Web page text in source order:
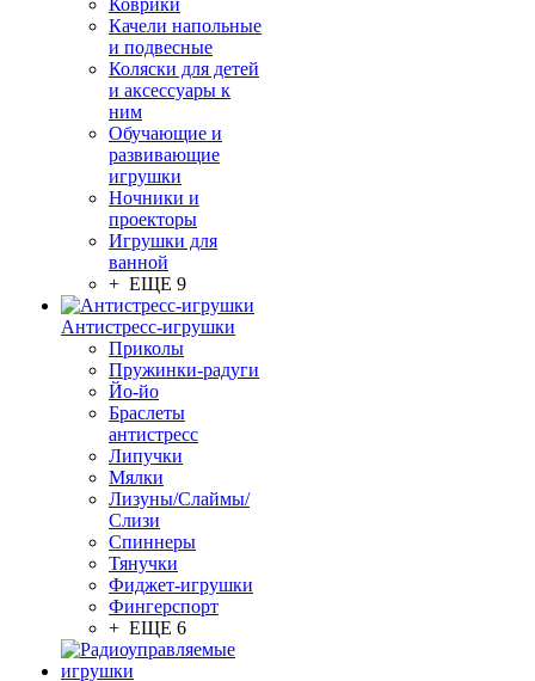
Коврики
Качели напольные
и подвесные
Коляски для детей
и аксессуары к
ним
Обучающие и
развивающие
игрушки
Ночники и
проекторы
Игрушки для
ванной
+ ЕЩЕ 9
Антистресс-игрушки
Приколы
Пружинки-радуги
Йо-йо
Браслеты
антистресс
Липучки
Мялки
Лизуны/Слаймы/
Слизи
Спиннеры
Тянучки
Фиджет-игрушки
Фингерспорт
+ ЕЩЕ 6